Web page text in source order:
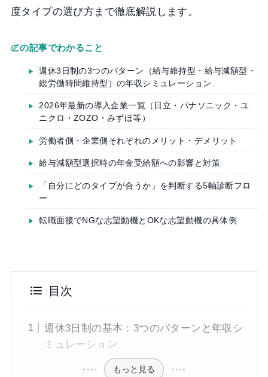
度タイプの選び方まで徹底解説します。
この記事でわかること
週休3日制の3つのパターン（給与維持型・給与減額型・
総労働時間維持型）の年収シミュレーション
2026年最新の導入企業一覧（日立・パナソニック・ユ
ニクロ・ZOZO・みずほ等）
労働者側・企業側それぞれのメリット・デメリット
給与減額型選択時の年金受給額への影響と対策
「自分にどのタイプが合うか」を判断する5軸診断フロ
ー
転職面接でNGな志望動機とOKな志望動機の具体例
目次
週休3日制の基本：3つのパターンと年収シ
ミュレーション
もっと見る